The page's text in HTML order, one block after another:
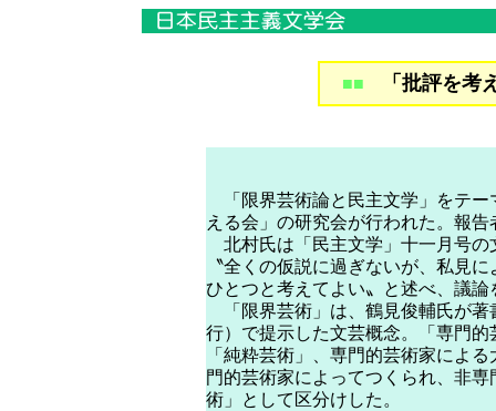
■■ 「批評を考
「限界芸術論と民主文学」をテー
える会」の研究会が行われた。報
北村氏は「民主文学」十一月号の
〝全くの仮説に過ぎないが、私見
ひとつと考えてよい〟と述べ、議論
「限界芸術」は、鶴見俊輔氏が著
行）で提示した文芸概念。「専門
「純粋芸術」、専門的芸術家によ
門的芸術家によってつくられ、非
術」として区分けした。